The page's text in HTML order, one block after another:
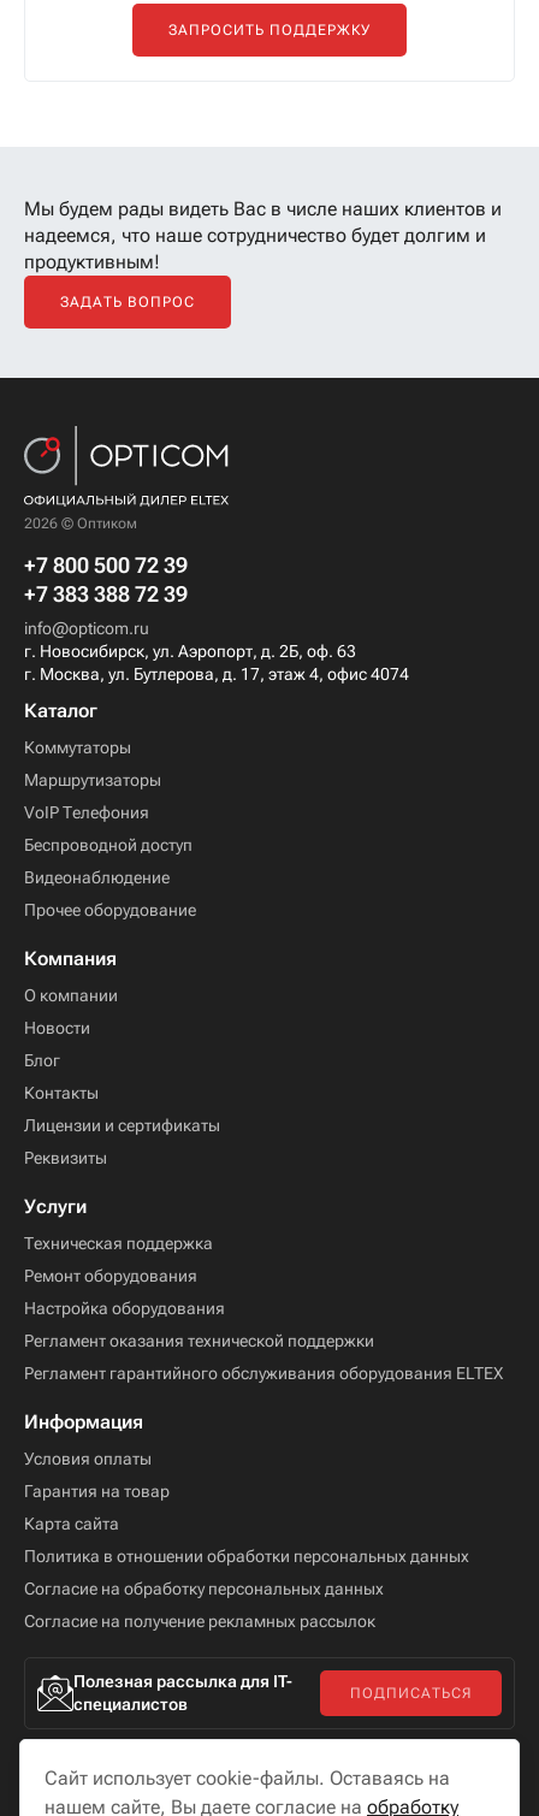
ЗАПРОСИТЬ ПОДДЕРЖКУ
Мы будем рады видеть Вас в числе наших клиентов и
надеемся, что наше сотрудничество будет долгим и
продуктивным!
ЗАДАТЬ ВОПРОС
2026 © Оптиком
+7 800 500 72 39
+7 383 388 72 39
info@opticom.ru
г. Новосибирск, ул. Аэропорт, д. 2Б, оф. 63
г. Москва, ул. Бутлерова, д. 17, этаж 4, офис 4074
Каталог
Коммутаторы
Маршрутизаторы
VoIP Телефония
Беспроводной доступ
Видеонаблюдение
Прочее оборудование
Компания
О компании
Новости
Блог
Контакты
Лицензии и сертификаты
Реквизиты
Услуги
Техническая поддержка
Ремонт оборудования
Настройка оборудования
Регламент оказания технической поддержки
Регламент гарантийного обслуживания оборудования ELTEX
Информация
Условия оплаты
Гарантия на товар
Карта сайта
Политика в отношении обработки персональных данных
Согласие на обработку персональных данных
Согласие на получение рекламных рассылок
Полезная рассылка для IT-
специалистов
ПОДПИСАТЬСЯ
Сайт использует cookie-файлы. Оставаясь на
нашем сайте, Вы даете согласие на обработку